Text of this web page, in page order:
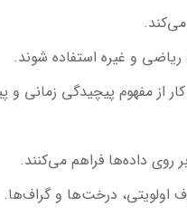
و غیره استفاده شوند.
از مفهوم پیچیدگی
روی داده‌ها فراهم می‌کنند.
اولویتی، درخت‌ها و گراف‌ها.